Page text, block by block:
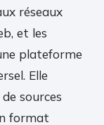
réseaux
et les
plateforme
Elle
sources
format